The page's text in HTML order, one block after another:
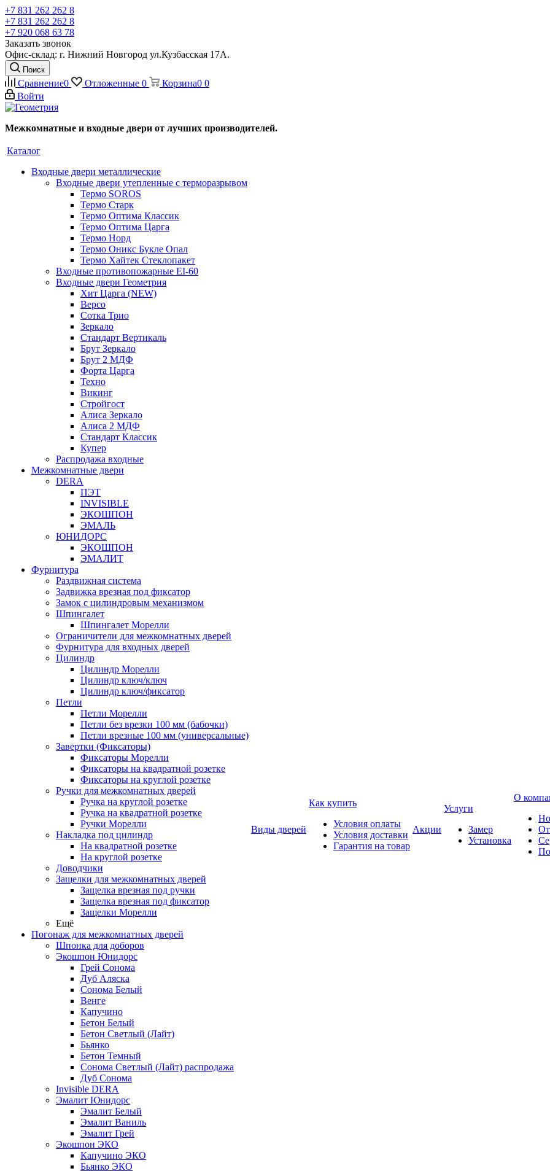
+7 831 262 262 8
+7 831 262 262 8
+7 920 068 63 78
Заказать звонок
Офис-склад: г. Нижний Новгород ул.Кузбасская 17А.
Поиск
Сравнение0 Отложенные 0 Корзина0 0
Войти
Межкомнатные и входные двери от лучших производителей.
Каталог
Входные двери металлические
Входные двери утепленные с терморазрывом
Термо SOROS
Термо Старк
Термо Оптима Классик
Термо Оптима Царга
Термо Норд
Термо Оникс Букле Опал
Термо Хайтек Стеклопакет
Входные противопожарные EI-60
Входные двери Геометрия
Хит Царга (NEW)
Версо
Сотка Трио
Зеркало
Стандарт Вертикаль
Брут Зеркало
Брут 2 МДФ
Форта Царга
Техно
Викинг
Стройгост
Алиса Зеркало
Алиса 2 МДФ
Стандарт Классик
Купер
Распродажа входные
Межкомнатные двери
DERA
ПЭТ
INVISIBLE
ЭКОШПОН
ЭМАЛЬ
ЮНИДОРС
ЭКОШПОН
ЭМАЛИТ
Фурнитура
Раздвижная система
Задвижка врезная под фиксатор
Замок с цилиндровым механизмом
Шпингалет
Шпингалет Морелли
Ограничители для межкомнатных дверей
Фурнитура для входных дверей
Цилиндр
Цилиндр Морелли
Цилиндр ключ/ключ
Цилиндр ключ/фиксатор
Петли
Петли Морелли
Петли без врезки 100 мм (бабочки)
Петли врезные 100 мм (универсальные)
Завертки (Фиксаторы)
Фиксаторы Морелли
Фиксаторы на квадратной розетке
Фиксаторы на круглой розетке
Ручки для межкомнатных дверей
Ручка на круглой розетке
Ручка на квадратной розетке
Ручки Морелли
Накладка под цилиндр
На квадратной розетке
На круглой розетке
Доводчики
Защелки для межкомнатных дверей
Защелка врезная под ручки
Защелка врезная под фиксатор
Защелки Морелли
Ещё
Погонаж для межкомнатных дверей
Шпонка для доборов
Экошпон Юнидорс
Грей Сонома
Дуб Аляска
Сонома Белый
Венге
Капучино
Бетон Белый
Бетон Светлый (Лайт)
Бьянко
Бетон Темный
Сонома Светлый (Лайт) распродажа
Дуб Сонома
Invisible DERA
Эмалит Юнидорс
Эмалит Белый
Эмалит Ваниль
Эмалит Грей
Экошпон ЭКО
Капучино ЭКО
Бьянко ЭКО
Виды дверей
Как купить
Условия оплаты
Условия доставки
Гарантия на товар
Акции
Услуги
Замер
Установка
О